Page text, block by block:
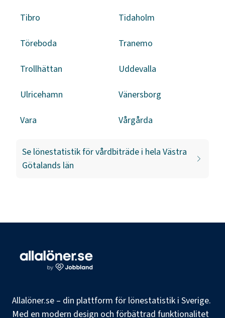
Tibro Tidaholm
Töreboda Tranemo
Trollhättan Uddevalla
Ulricehamn Vänersborg
Vara Vårgårda
Se lönestatistik förvårdbiträde i hela Västra
Götalands län
Allalöner.se – din plattform för lönestatistik i Sverige.
Med en modern design och förbättrad funktionalitet